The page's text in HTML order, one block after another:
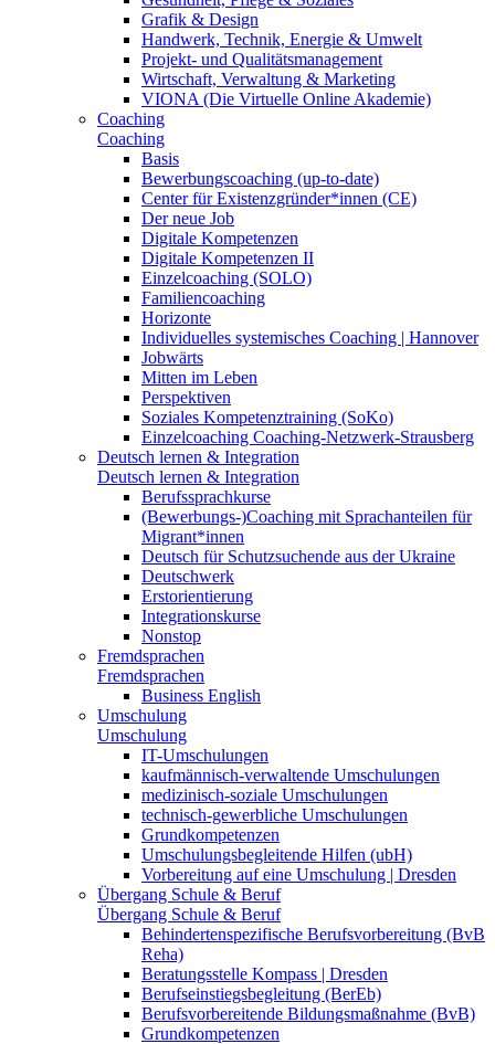
Grafik & Design
Handwerk, Technik, Energie & Umwelt
Projekt- und Qualitätsmanagement
Wirtschaft, Verwaltung & Marketing
VIONA (Die Virtuelle Online Akademie)
Coaching
Coaching
Basis
Bewerbungscoaching (up-to-date)
Center für Existenzgründer*innen (CE)
Der neue Job
Digitale Kompetenzen
Digitale Kompetenzen II
Einzelcoaching (SOLO)
Familiencoaching
Horizonte
Individuelles systemisches Coaching | Hannover
Jobwärts
Mitten im Leben
Perspektiven
Soziales Kompetenztraining (SoKo)
Einzelcoaching Coaching-Netzwerk-Strausberg
Deutsch lernen & Integration
Deutsch lernen & Integration
Berufssprachkurse
(Bewerbungs-)Coaching mit Sprachanteilen für
Migrant*innen
Deutsch für Schutzsuchende aus der Ukraine
Deutschwerk
Erstorientierung
Integrationskurse
Nonstop
Fremdsprachen
Fremdsprachen
Business English
Umschulung
Umschulung
IT-Umschulungen
kaufmännisch-verwaltende Umschulungen
medizinisch-soziale Umschulungen
technisch-gewerbliche Umschulungen
Grundkompetenzen
Umschulungsbegleitende Hilfen (ubH)
Vorbereitung auf eine Umschulung | Dresden
Übergang Schule & Beruf
Übergang Schule & Beruf
Behindertenspezifische Berufsvorbereitung (BvB
Reha)
Beratungsstelle Kompass | Dresden
Berufseinstiegsbegleitung (BerEb)
Berufsvorbereitende Bildungsmaßnahme (BvB)
Grundkompetenzen